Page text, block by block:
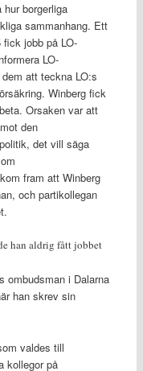
borgerliga
sammanhang. Ett
jobb på LO-
LO-
att teckna LO:s
Winberg fick
Orsaken var att
den
det vill säga
fram att Winberg
och partikollegan
han aldrig fått jobbet
ombudsman i Dalarna
han skrev sin
valdes till
kollegor på